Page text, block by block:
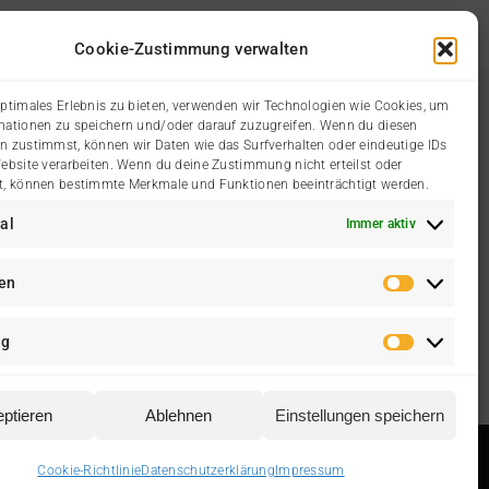
Cookie-Zustimmung verwalten
Erlebnis zu bieten, verwenden wir Technologien wie Cookies, um
zu speichern und/oder darauf zuzugreifen. Wenn du diesen
zustimmst, können wir Daten wie das Surfverhalten oder eindeutige IDs
verarbeiten. Wenn du deine Zustimmung nicht erteilst oder
können bestimmte Merkmale und Funktionen beeinträchtigt werden.
Immer aktiv
Ablehnen Einstellungen speichern
Cookie-RichtlinieDatenschutzerklärung Impressum
Impressum
Datenschutzerklärung